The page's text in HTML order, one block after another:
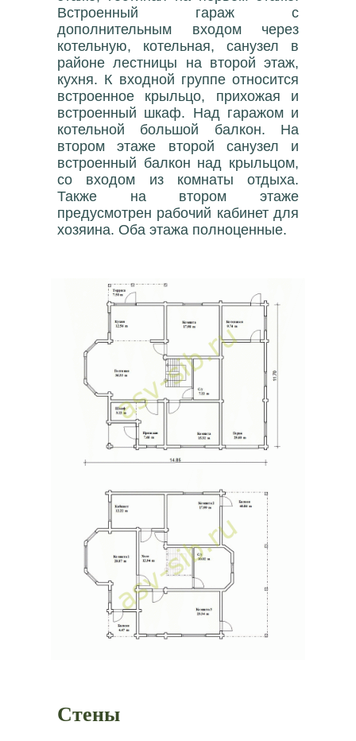
Встроенный гараж с
дополнительным входом через
котельную, котельная, санузел в
районе лестницы на второй этаж,
кухня. К входной группе относится
встроенное крыльцо, прихожая и
встроенный шкаф. Над гаражом и
котельной большой балкон. На
втором этаже второй санузел и
встроенный балкон над крыльцом,
со входом из комнаты отдыха.
Также на втором этаже
предусмотрен рабочий кабинет для
хозяина. Оба этажа полноценные.
Стены